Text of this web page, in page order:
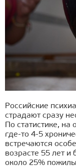
Российские
страдают сразу
По статистике,
где-то 4-5
встречаются
возрасте 55 лет и
около 25%